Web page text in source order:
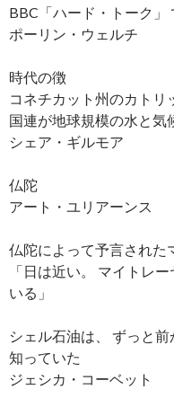
BBC「ハード・トーク」
ポーリン・ウェルチ
時代の徴
コネチカット州のカトリ
国連が地球規模の水と気
シェア・ギルモア
仏陀
アート・ユリアーンス
仏陀によって予言された
「日は近い。 マイトレ
いる」
シェル石油は、 ずっと
知っていた
ジェシカ・コーベット